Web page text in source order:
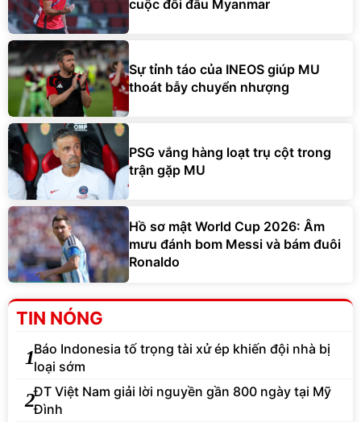
cuộc đối đầu Myanmar
Sự tỉnh táo của INEOS giúp MU
thoát bẫy chuyển nhượng
PSG vắng hàng loạt trụ cột trong
trận gặp MU
Hồ sơ mật World Cup 2026: Âm
mưu đánh bom Messi và bám đuôi
Ronaldo
TIN NÓNG
1Báo Indonesia tố trọng tài xử ép khiến đội nhà bị
loại sớm
2ĐT Việt Nam giải lời nguyền gần 800 ngày tại Mỹ
Đình